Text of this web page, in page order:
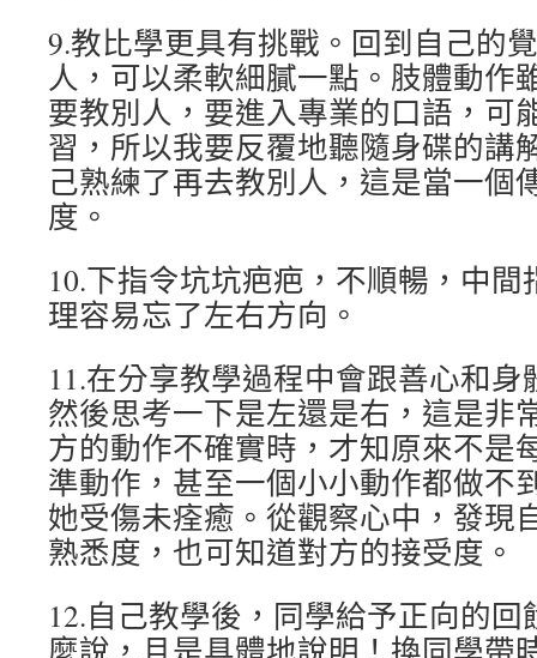
9.教比學更具有挑戰。回到自己的
人，可以柔軟細膩一點。肢體動作
要教別人，要進入專業的口語，可
習，所以我要反覆地聽隨身碟的講
己熟練了再去教別人，這是當一個
度。
10.下指令坑坑疤疤，不順暢，中
理容易忘了左右方向。
11.在分享教學過程中會跟善心和
然後思考一下是左還是右，這是非
方的動作不確實時，才知原來不是
準動作，甚至一個小小動作都做不
她受傷未痊癒。從觀察心中，發現
熟悉度，也可知道對方的接受度。
12.自己教學後，同學給予正向的
麼說，且是具體地說明！換同學帶